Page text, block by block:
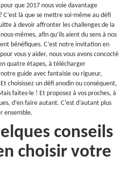
que 2017 nous voie davantage
C’est là que se mettre soi-même au défi
à devoir affronter les challenges de la
mêmes, afin qu’ils aient du sens à nos
bénéfiques. C’est notre invitation en
vous y aider, nous vous avons concocté
quatre étapes, à télécharger
guide avec fantaisie ou rigueur,
choisissez un défi anodin ou conséquent,
faites-le ! Et proposez à vos proches, à
d’en faire autant. C’est d’autant plus
ensemble.
conseils
choisir votre